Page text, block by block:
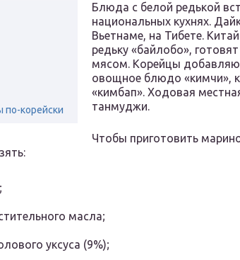
по-корейски
Блюда с белой редькой
национальных кухнях.
Вьетнаме, на Тибете.
редьку «байлобо»,
мясом. Корейцы
овощное блюдо «кимчи»,
«кимбап». Ходовая
танмуджи.
Чтобы приготовить
масла;
уксуса (9%);